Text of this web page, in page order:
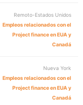
Remoto-Estados Unidos
Empleos relacionados con el
Project finance en EUA y
Canadá
Nueva York
Empleos relacionados con el
Project finance en EUA y
Canadá